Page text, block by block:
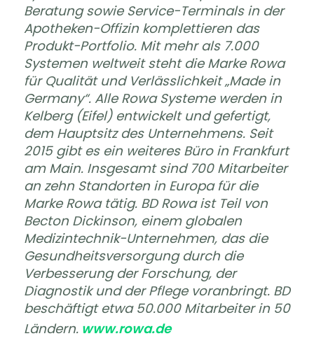
Beratung sowie Service-Terminals in der
Apotheken-Offizin komplettieren das
Produkt-Portfolio. Mit mehr als 7.000
Systemen weltweit steht die Marke Rowa
für Qualität und Verlässlichkeit „Made in
Germany“. Alle Rowa Systeme werden in
Kelberg (Eifel) entwickelt und gefertigt,
dem Hauptsitz des Unternehmens. Seit
2015 gibt es ein weiteres Büro in Frankfurt
am Main. Insgesamt sind 700 Mitarbeiter
an zehn Standorten in Europa für die
Marke Rowa tätig. BD Rowa ist Teil von
Becton Dickinson, einem globalen
Medizintechnik-Unternehmen, das die
Gesundheitsversorgung durch die
Verbesserung der Forschung, der
Diagnostik und der Pflege voranbringt. BD
beschäftigt etwa 50.000 Mitarbeiter in 50
Ländern.www.rowa.de